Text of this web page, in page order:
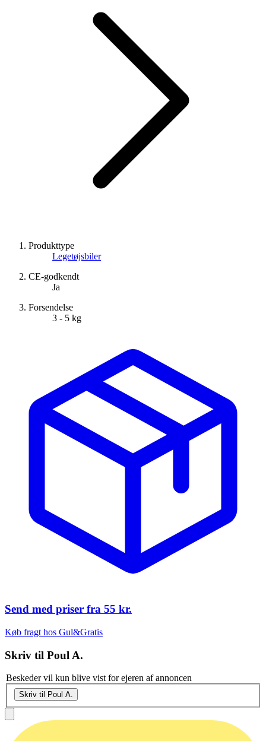
Produkttype
Legetøjsbiler
CE-godkendt
Ja
Forsendelse
3 - 5 kg
Send med priser fra 55 kr.
Køb fragt hos Gul&Gratis
Skriv til Poul A.
Beskeder vil kun blive vist for ejeren af annoncen
Skriv til Poul A.